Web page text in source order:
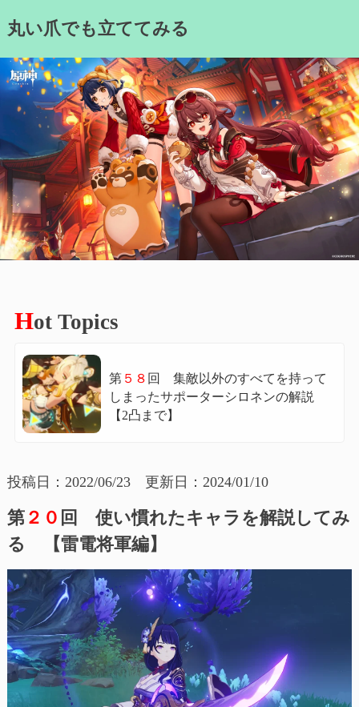
to丸い爪でも立ててみる
Hot Topics
第５８ 回 集敵以外のすべてを持って
しまったサポーターシロネンの解説
【2凸まで】
投稿日：2022/06/23 更新日：2024/01/10
第２０ 回 使い慣れたキャラを解説してみ
る 【雷電将軍編】